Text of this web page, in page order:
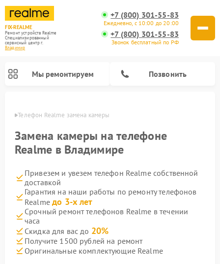
FIX-REALME
Ремонт устройств Realme
Специализированный
cервисный центр г.
Владимир
+7 (800) 301-55-83
Ежедневно, с 10:00 до 20:00
+7 (800) 301-55-83
Звонок бесплатный по РФ
Мы ремонтируем Позвонить
Телефон Realme замена камеры
Замена камеры на телефоне
Realme в Владимире
Привезем и увезем телефон Realme собственной
доставкой
Гарантия на наши работы по ремонту телефонов
Realmeдо 3-х лет
Срочный ремонт телефонов Realme в течении
часа
Скидка для вас до 20%
Получите 1500 рублей на ремонт
Оригинальные комплектующие Realme